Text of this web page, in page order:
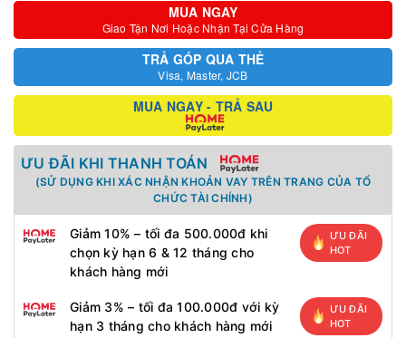
MUA NGAY
Giao Tận Nơi Hoặc Nhận Tại Cửa Hàng
TRẢ GÓP QUA THẺ
Visa, Master, JCB
MUA NGAY - TRẢ SAU
ƯU ĐÃI KHI THANH TOÁN
(SỬ DỤNG KHI XÁC NHẬN KHOẢN VAY TRÊN TRANG CỦA TỔ
CHỨC TÀI CHÍNH)
Giảm 10% – tối đa 500.000đ khi
chọn kỳ hạn 6 & 12 tháng cho
khách hàng mới
ƯU ĐÃI
HOT
Giảm 3% – tối đa 100.000đ với kỳ
hạn 3 tháng cho khách hàng mới
ƯU ĐÃI
HOT